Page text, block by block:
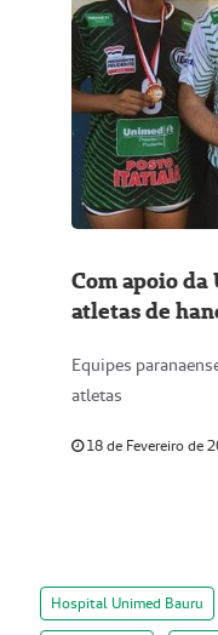
Com apoio
atletas de
Equipes
atletas
18 de Fevereiro de
Hospital Unimed Bauru